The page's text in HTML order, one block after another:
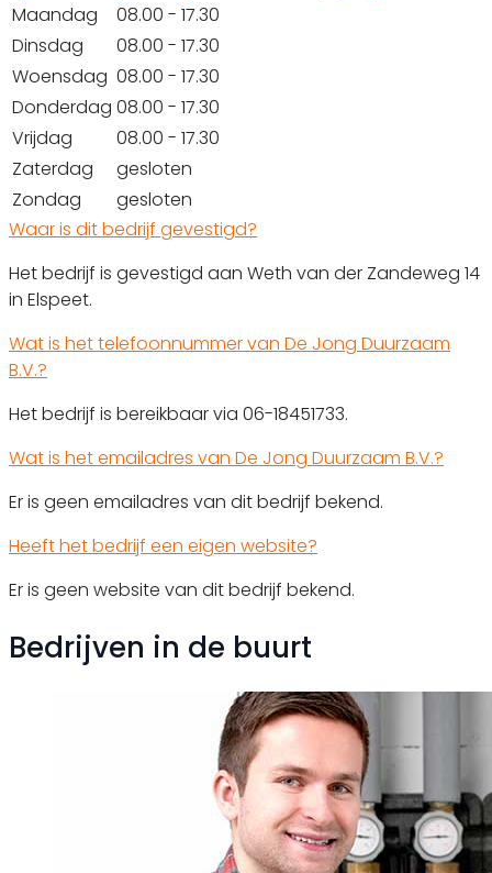
Maandag
08.00 - 17.30
Dinsdag
08.00 - 17.30
Woensdag 08.00 - 17.30
Donderdag 08.00 - 17.30
Vrijdag
08.00 - 17.30
Zaterdag
gesloten
Zondag
gesloten
Waar is dit bedrijf gevestigd?
Het bedrijf is gevestigd aan Weth van der Zandeweg 14
in Elspeet.
Wat is het telefoonnummer van De Jong Duurzaam
B.V.?
Het bedrijf is bereikbaar via 06-18451733.
Wat is het emailadres van De Jong Duurzaam B.V.?
Er is geen emailadres van dit bedrijf bekend.
Heeft het bedrijf een eigen website?
Er is geen website van dit bedrijf bekend.
Bedrijven in de buurt